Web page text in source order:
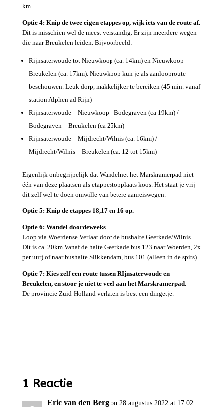
km.
Optie 4: Knip de twee eigen etappes op, wijk iets van de route af.
Dit is misschien wel de meest verstandig. Er zijn meerdere wegen
die naar Breukelen leiden. Bijvoorbeeld:
Rijnsaterwoude tot Nieuwkoop (ca. 14km) en Nieuwkoop –
Breukelen (ca. 17km). Nieuwkoop kun je als aanlooproute
beschouwen. Leuk dorp, makkelijker te bereiken (45 min. vanaf
station Alphen ad Rijn)
Rijnsaterwoude – Nieuwkoop - Bodegraven (ca 19km) /
Bodegraven – Breukelen (ca 25km)
Rijnsaterwoude – Mijdrecht/Wilnis (ca. 16km) /
Mijdrecht/Wilnis – Breukelen (ca. 12 tot 15km)
Eigenlijk onbegrijpelijk dat Wandelnet het Marskramerpad niet
één van deze plaatsen als etappestopplaats koos. Het staat je vrij
dit zelf wel te doen omwille van betere aanreiswegen.
Optie 5: Knip de etappes 18,17 en 16 op.
Optie 6: Wandel doordeweeks
Loop via Woerdense Verlaat door de bushalte Geerkade/Wilnis.
Dit is ca. 20km Vanaf de halte Geerkade bus 123 naar Woerden, 2x
per uur) of naar bushalte Slikkendam, bus 101 (alleen in de spits)
Optie 7: Kies zelf een route tussen RIjnsaterwoude en
Breukelen, en stoor je niet te veel aan het Marskramerpad.
De provincie Zuid-Holland verlaten is best een dingetje.
1 Reactie
Eric van den Berg on 28 augustus 2022 at 17:02